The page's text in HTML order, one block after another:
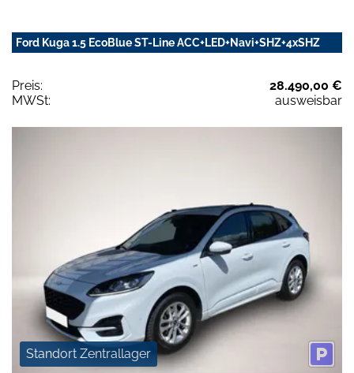
Ford Kuga 1.5 EcoBlue ST-Line ACC+LED+Navi+SHZ+4xSHZ
Preis:
28.490,00 €
MWSt:
ausweisbar
Standort Zentrallager